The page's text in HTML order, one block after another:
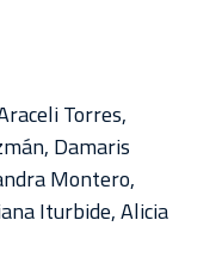
Torres,
Damaris
Montero,
Iturbide, Alicia